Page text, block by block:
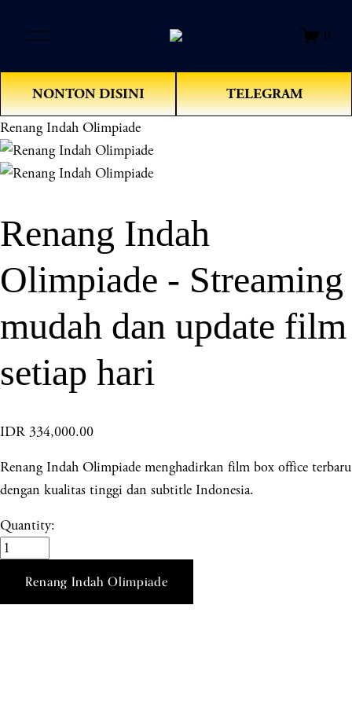
e
n
M
e
n
u
0
NONTON DISINI TELEGRAM
Renang Indah Olimpiade
Renang Indah
Olimpiade - Streaming
mudah dan update film
setiap hari
IDR 334,000.00
Renang Indah Olimpiade menghadirkan film box office terbaru
dengan kualitas tinggi dan subtitle Indonesia.
Quantity:
Renang Indah Olimpiade